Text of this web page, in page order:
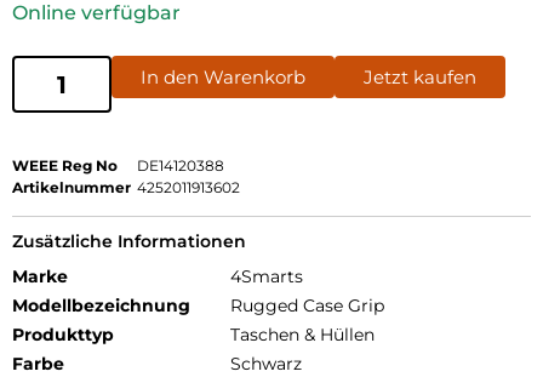
Online verfügbar
In den Warenkorb Jetzt kaufen
WEEE Reg No
DE14120388
Artikelnummer 4252011913602
Zusätzliche Informationen
Marke
4Smarts
Modellbezeichnung
Rugged Case Grip
Produkttyp
Taschen & Hüllen
Farbe
Schwarz